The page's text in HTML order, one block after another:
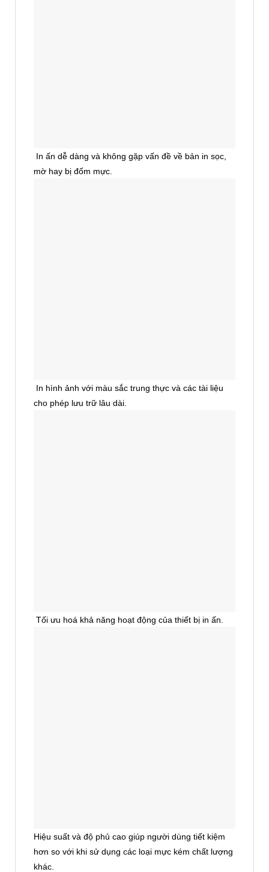
In ấn dễ dàng và không gặp vấn đề về bản in sọc,
mờ hay bị đốm mực.
In hình ảnh với màu sắc trung thực và các tài liệu
cho phép lưu trữ lâu dài.
Tối ưu hoá khả năng hoạt động của thiết bị in ấn.
Hiệu suất và độ phủ cao giúp người dùng tiết kiệm
hơn so với khi sử dụng các loại mực kém chất lượng
khác.